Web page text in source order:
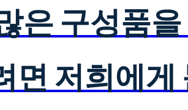
은 구성품
면 저희에게